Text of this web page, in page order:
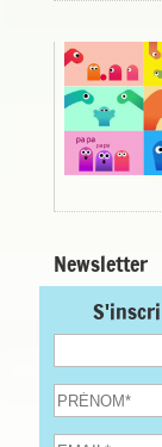
Newsletter